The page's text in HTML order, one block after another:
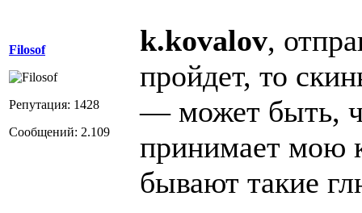
Filosof
Репутация: 1428
Сообщений: 2.109
k.kovalov,
пройдет, то
— может быть,
принимает мою
бывают такие